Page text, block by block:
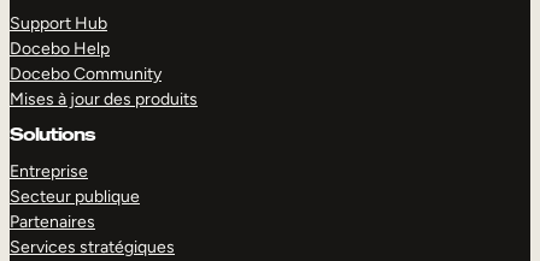
Support Hub
Docebo Help
Docebo Community
Mises à jour des produits
Solutions
Entreprise
Secteur publique
Partenaires
Services stratégiques